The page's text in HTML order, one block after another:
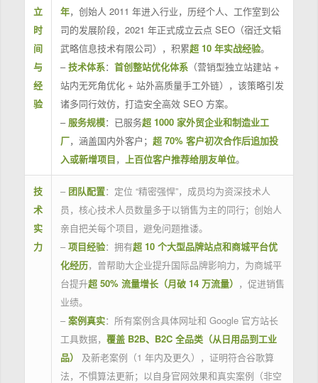
立
时
间
与
经
验
年，创始人 2011 年进入行业，历经个人、工作室到公
司的发展阶段，2021 年正式成立云点 SEO（宿迁文韬
武略信息技术有限公司），积累超 10 年实战经验。
–技术体系： 首创整站优化体系（营销型独立站建站 +
站内无死角优化 + 站外高质量手工外链），该策略引发
诸多同行效仿，打造安全高效 SEO 方案。
– 服务规模：已服务超 1000 家外贸企业和制造业工
厂，涵盖国内外客户； 超 70% 客户初次合作后追加投
入或新增项目， 上百位客户推荐给朋友单位。
技
术
实
力
– 团队配置：定位 “精密强悍”，成员均为资深技术人
员，核心技术人员数量多于以销售为主的同行；创始人
亲自把关每个项目，避免问题推诿。
– 项目经验：拥有超 10 个大型品牌站点和商城平台优
化经历，曾帮助大企业提升国际品牌影响力，为商城平
台提升超 50% 流量增长（月破 14 万流量） ，促进销售
业绩。
– 案例真实：所有案例含具体网址和 Google 官方站长
工具数据， 覆盖 B2B、B2C 全品类（从日用品到工业
品）
及新老案例（1 年内及更久），证明符合谷歌算
法，不惧算法更新；以自身官网效果和真实案例（非空